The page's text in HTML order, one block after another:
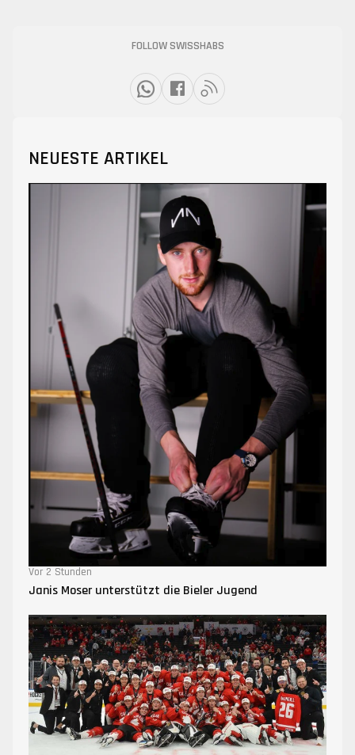
FOLLOW SWISSHABS
NEUESTE ARTIKEL
Vor 2 Stunden
Janis Moser unterstützt die Bieler Jugend